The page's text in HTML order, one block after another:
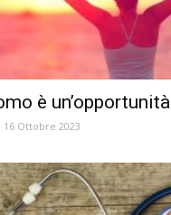
è un’opportunità
16 Ottobre 2023